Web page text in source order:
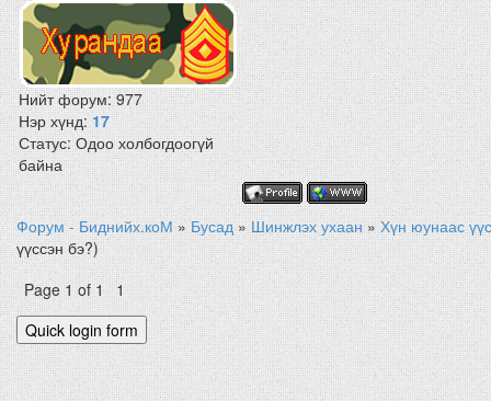
Нийт форум:977
Нэр хүнд:17
Статус:Одоо холбогдоогүй
байна
Форум - Биднийх.коМ » Бусад » Шинжлэх ухаан » Хүн юунаас
үүссэн бэ?)
Page1of1 1